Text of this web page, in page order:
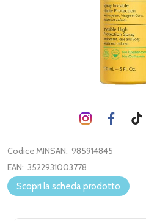
Codice MINSAN: 985914845
EAN: 3522931003778
Scopri la scheda prodotto